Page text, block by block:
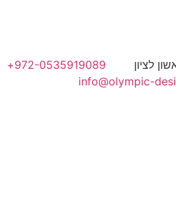
לציון
972-0535919089+
info@olympic-